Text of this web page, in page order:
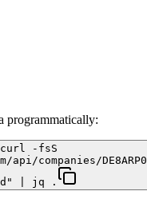
programmatically:
curl -fsS
companies/
| jq .